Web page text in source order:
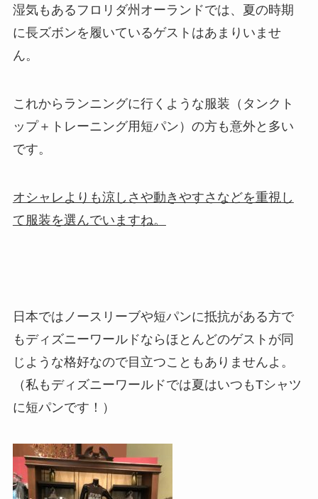
湿気もあるフロリダ州オーランドでは、夏の時期
に長ズボンを履いているゲストはあまりいませ
ん。
これからランニングに行くような服装（タンクト
ップ＋トレーニング用短パン）の方も意外と多い
です。
オシャレよりも涼しさや動きやすさなどを重視し
て服装を選んでいますね。
日本ではノースリーブや短パンに抵抗がある方で
もディズニーワールドならほとんどのゲストが同
じような格好なので目立つこともありませんよ。
（私もディズニーワールドでは夏はいつもTシャツ
に短パンです！）